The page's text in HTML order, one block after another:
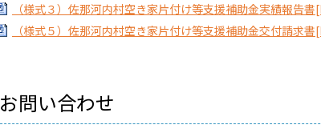
（様式３）佐那河内村空き家片付け等支援補助金実績報告書
（様式５）佐那河内村空き家片付け等支援補助金交付請求書
お問い合わせ